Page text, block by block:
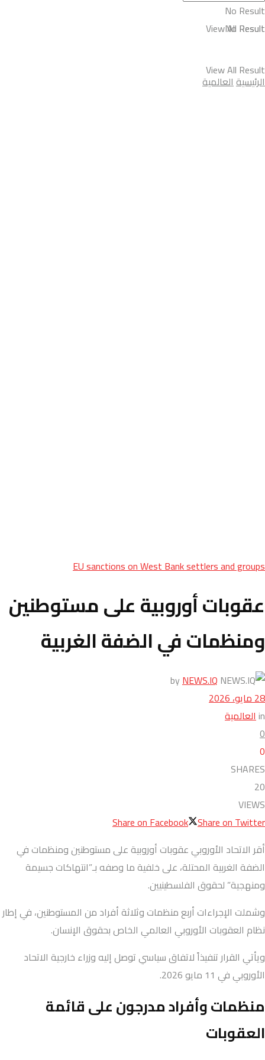
No Result
View All Result
No Result
View All Result
الرئيسيةالعالمية
EU sanctions on West Bank settlers and groups
عقوبات أوروبية على مستوطنين
ومنظمات في الضفة الغربية
byNEWS.IQ
28 مايو، 2026
inالعالمية
0
0
SHARES
20
VIEWS
Share on Facebook Share on Twitter
أقر الاتحاد الأوروبي عقوبات أوروبية على مستوطنين ومنظمات في
الضفة الغربية المحتلة، على خلفية ما وصفه بـ”انتهاكات جسيمة
ومنهجية” لحقوق الفلسطينيين.
وشملت الإجراءات أربع منظمات وثلاثة أفراد من المستوطنين، في إطار
نظام العقوبات الأوروبي العالمي الخاص بحقوق الإنسان.
ويأتي القرار تنفيذاً لاتفاق سياسي توصل إليه وزراء خارجية الاتحاد
الأوروبي في 11 مايو 2026.
منظمات وأفراد مدرجون على قائمة
العقوبات